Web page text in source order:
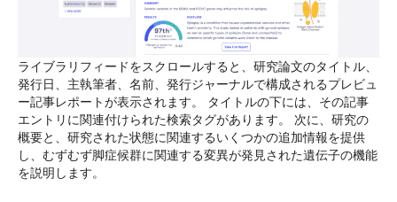
ライブラリフィードをスクロールすると、研究論文のタイトル、
発行日、主執筆者、名前、発行ジャーナルで構成されるプレビュ
ー記事レポートが表示されます。 タイトルの下には、その記事
エントリに関連付けられた検索タグがあります。 次に、研究の
概要と、研究された状態に関連するいくつかの追加情報を提供
し、むずむず脚症候群に関連する変異が発見された遺伝子の機能
を説明します。